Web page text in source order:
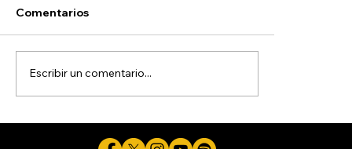
Comentarios
Escribir un comentario...